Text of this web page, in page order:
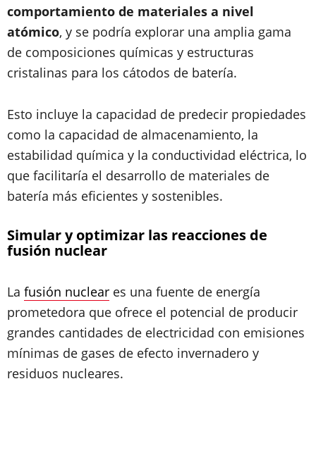
comportamiento de materiales a nivel
atómico, y se podría explorar una amplia gama
de composiciones químicas y estructuras
cristalinas para los cátodos de batería.
Esto incluye la capacidad de predecir propiedades
como la capacidad de almacenamiento, la
estabilidad química y la conductividad eléctrica, lo
que facilitaría el desarrollo de materiales de
batería más eficientes y sostenibles.
Simular y optimizar las reacciones de
fusión nuclear
La fusión nuclear es una fuente de energía
prometedora que ofrece el potencial de producir
grandes cantidades de electricidad con emisiones
mínimas de gases de efecto invernadero y
residuos nucleares.